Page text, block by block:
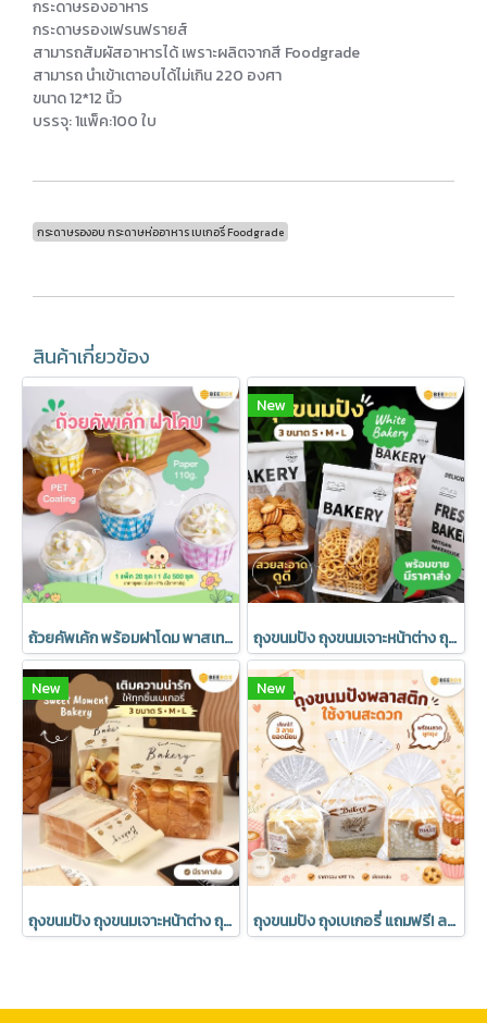
กระดาษรองอาหาร
กระดาษรองเฟรนฟรายส์
สามารถสัมผัสอาหารได้ เพราะผลิตจากสี Foodgrade
สามารถ นำเข้าเตาอบได้ไม่เกิน 220 องศา
ขนาด 12*12 นิ้ว
บรรจุ: 1แพ็ค:100 ใบ
กระดาษรองอบ กระดาษห่ออาหาร เบเกอรี่ Foodgrade
สินค้าเกี่ยวข้อง
ถ้วยคัพเค้ก พร้อมฝาโดม พาสเทล อบได้ มีราคาส่ง (1 แพค 20 ชุด)
New
ถุงขนมปัง ถุงขนมเจาะหน้าต่าง ถุงเบเกอรี่ ซองขนม เจาะหน้าต่าง พร้อมลวดรัดที่ปากถุง ลาย Bakery มีราคาส่ง (1แพ็ค : 20 ชิ้น)
New
ถุงขนมปัง ถุงขนมเจาะหน้าต่าง ถุงเบเกอรี่ ซองขนม เจาะหน้าต่าง พร้อมลวดรัดที่ปากถุง มีราคาส่ง (1แพ็ค : 20 ชิ้น)
New
ถุงขนมปัง ถุงเบเกอรี่ แถมฟรี! ลวดปิดปากถุง มีราคาส่ง (1 แพค 50 ชิ้น)